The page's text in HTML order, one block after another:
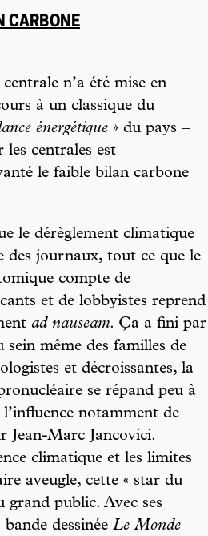
CARBONE
n’a été mise en
à un classique du
énergétique » du pays –
centrales est
le faible bilan carbone
le dérèglement climatique
des journaux, tout ce que le
compte de
et de lobbyistes reprend
ad nauseam. Ça a fini par
sein même des familles de
et décroissantes, la
se répand peu à
l’influence notamment de
Jean-Marc Jancovici.
climatique et les limites
aveugle, cette « star du
grand public. Avec ses
dessinée Le Monde